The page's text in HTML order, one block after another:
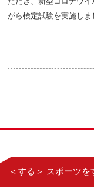
がら検定試験を実施しま
＜する＞ スポーツ